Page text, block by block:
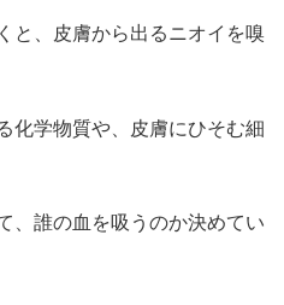
と、皮膚から出るニオイを嗅
化学物質や、皮膚にひそむ細
、誰の血を吸うのか決めてい